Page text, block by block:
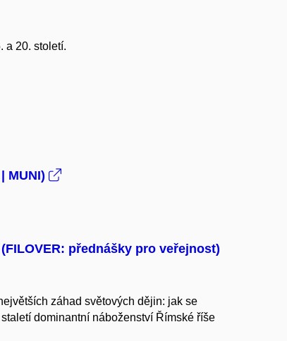
a 20. století.
MUNI)
přednášky pro veřejnost)
záhad světových dějin: jak se
dominantní náboženství Římské říše